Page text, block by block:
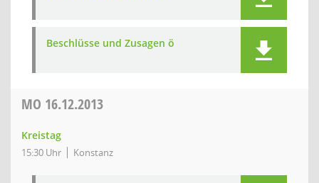
Beschlüsse und Zusagen ö
MO 16.12.2013
Kreistag
15:30 Uhr Konstanz